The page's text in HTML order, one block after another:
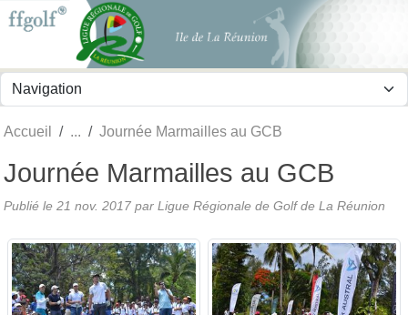
Accueil Journée Marmailles au GCB
Journée Marmailles au GCB
Publié le 21 nov. 2017 par Ligue Régionale de Golf de La Réunion
Panneau de gestion des cookies